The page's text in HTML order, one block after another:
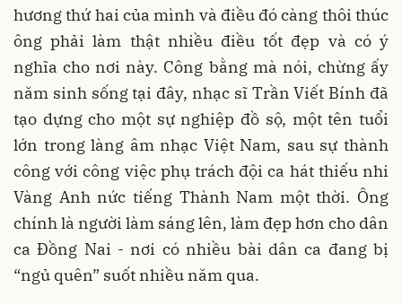
hương thứ hai của mình và điều đó càng thôi thúc
ông phải làm thật nhiều điều tốt đẹp và có ý
nghĩa cho nơi này. Công bằng mà nói, chừng ấy
năm sinh sống tại đây, nhạc sĩ Trần Viết Bính đã
tạo dựng cho một sự nghiệp đồ sộ, một tên tuổi
lớn trong làng âm nhạc Việt Nam, sau sự thành
công với công việc phụ trách đội ca hát thiếu nhi
Vàng Anh nức tiếng Thành Nam một thời. Ông
chính là người làm sáng lên, làm đẹp hơn cho dân
ca Đồng Nai - nơi có nhiều bài dân ca đang bị
“ngủ quên” suốt nhiều năm qua.